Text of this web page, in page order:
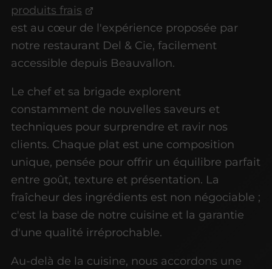
produits frais
est au cœur de l'expérience proposée par
notre restaurant Del & Cie, facilement
accessible depuis Beauvallon.
Le chef et sa brigade explorent
constamment de nouvelles saveurs et
techniques pour surprendre et ravir nos
clients. Chaque plat est une composition
unique, pensée pour offrir un équilibre parfait
entre goût, texture et présentation. La
fraîcheur des ingrédients est non négociable ;
c'est la base de notre cuisine et la garantie
d'une qualité irréprochable.
Au-delà de la cuisine, nous accordons une